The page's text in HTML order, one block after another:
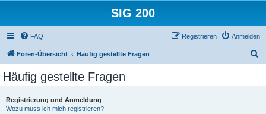
SIG 200
FAQ Anmelden
Registrieren
Foren-Übersicht Häufig gestellte Fragen
Häufig gestellte Fragen
Registrierung und Anmeldung
Wozu muss ich mich registrieren?